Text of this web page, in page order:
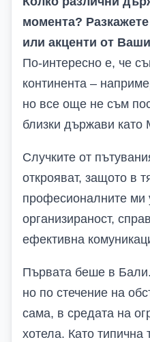
момента?
или акценти от
По-интересно е, че
континента –
но все още не съм
близки държави като
Случките от
открояват, защото в
професионалните ми
организираност,
ефективна
Първата беше в
но по стечение на
сама, в средата на
хотела. Като типична